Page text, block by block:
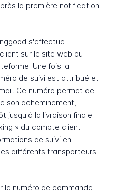
la première notification
s'effectue
sur le site web ou
Une fois la
de suivi est attribué et
Ce numéro permet de
son acheminement,
jusqu'à la livraison finale.
» du compte client
de suivi en
différents transporteurs
le numéro de commande